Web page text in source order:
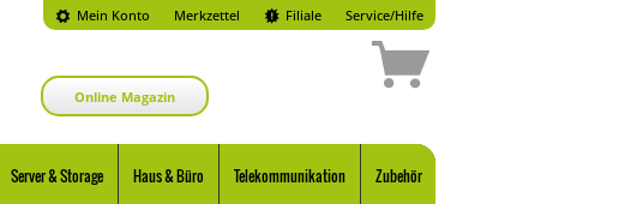
Mein Konto Merkzettel Filiale Service/Hilfe
Online Magazin
Server & Storage Haus & Büro Telekommunikation Zubehör